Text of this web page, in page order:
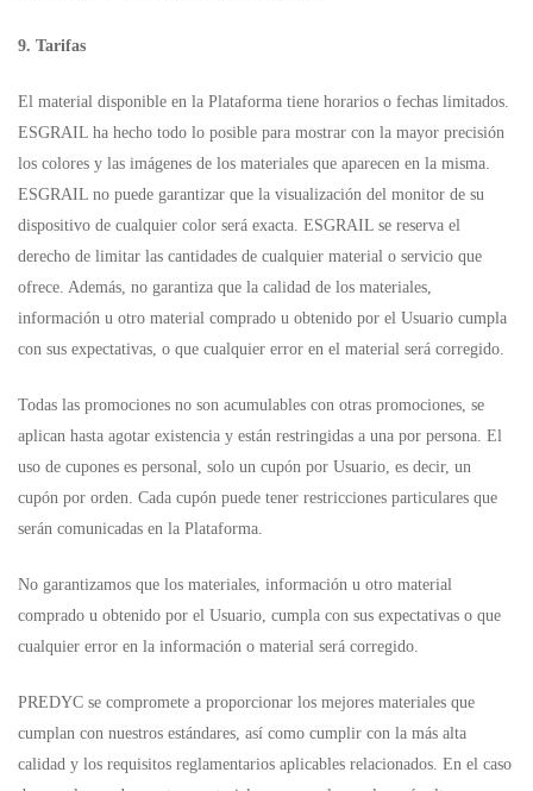
9. Tarifas
El material disponible en la Plataforma tiene horarios o fechas limitados.
ESGRAIL ha hecho todo lo posible para mostrar con la mayor precisión
los colores y las imágenes de los materiales que aparecen en la misma.
ESGRAIL no puede garantizar que la visualización del monitor de su
dispositivo de cualquier color será exacta. ESGRAIL se reserva el
derecho de limitar las cantidades de cualquier material o servicio que
ofrece. Además, no garantiza que la calidad de los materiales,
información u otro material comprado u obtenido por el Usuario cumpla
con sus expectativas, o que cualquier error en el material será corregido.
Todas las promociones no son acumulables con otras promociones, se
aplican hasta agotar existencia y están restringidas a una por persona. El
uso de cupones es personal, solo un cupón por Usuario, es decir, un
cupón por orden. Cada cupón puede tener restricciones particulares que
serán comunicadas en la Plataforma.
No garantizamos que los materiales, información u otro material
comprado u obtenido por el Usuario, cumpla con sus expectativas o que
cualquier error en la información o material será corregido.
PREDYC se compromete a proporcionar los mejores materiales que
cumplan con nuestros estándares, así como cumplir con la más alta
calidad y los requisitos reglamentarios aplicables relacionados. En el caso